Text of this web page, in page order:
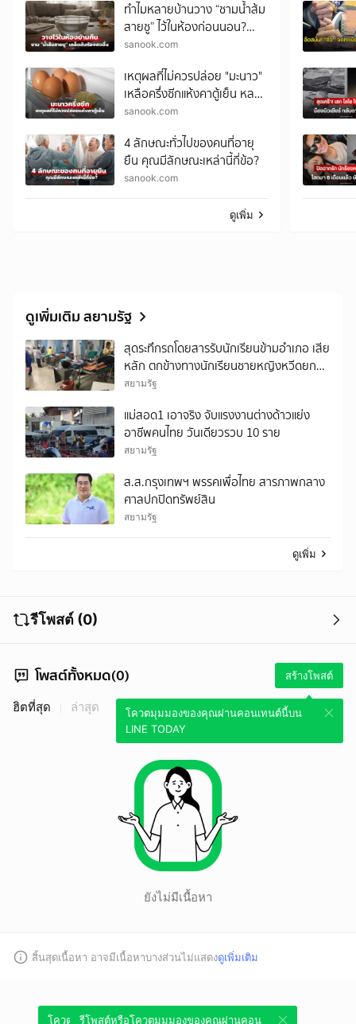
ทำไมหลายบ้านวาง “ชามน้ำส้ม
สายชู” ไว้ในห้องก่อนนอน?
เคล็ดลับราคาประหยัด ตื่นมา
sanook.com
เหตุผลที่ไม่ควรปล่อย "มะนาว"
เหลือครึ่งซีกแห้งคาตู้เย็น หลาย
คนพลาดไม่รู้ตัว
sanook.com
4 ลักษณะทั่วไปของคนที่อายุ
ยืน คุณมีลักษณะเหล่านี้กี่ข้อ?
sanook.com
ดูเพิ่ม
ดูเพิ่มเติม สยามรัฐ
สุดระทึกรถโดยสารรับนักเรียนข้ามอำเภอ เสีย
หลัก ตกข้างทางนักเรียนชายหญิงหวีดยกคัน
บาดเจ็บ 17 ราย
สยามรัฐ
แม่สอด1 เอาจริง จับแรงงานต่างด้าวแย่ง
อาชีพคนไทย วันเดียวรวบ 10 ราย
สยามรัฐ
ส.ส.กรุงเทพฯ พรรคเพื่อไทย สารภาพกลาง
ศาลปกปิดทรัพย์สิน
สยามรัฐ
ดูเพิ่ม
รีโพสต์ (0)
โพสต์ทั้งหมด(0) สร้างโพสต์
โควตมุมมองของคุณผ่านคอนเทนต์นี้บน
LINE TODAY
ฮิตที่สุด ล่าสุด
ยังไม่มีเนื้อหา
สิ้นสุดเนื้อหา อาจมีเนื้อหาบางส่วนไม่แสดงดูเพิ่มเติม
โควตมุมมองของคุณผ่านคอนเทนต์นี้บน
รีโพสต์หรือโควตมุมมองของคุณผ่านคอน